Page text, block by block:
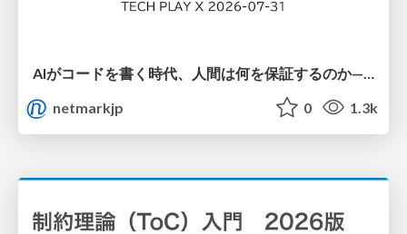
netmarkjp
0 1.3k